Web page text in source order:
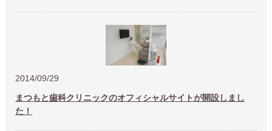
2014/09/29
まつもと歯科クリニックのオフィシャルサイトが開設しまし
た！